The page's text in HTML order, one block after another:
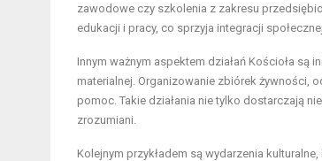
zawodowe czy szkolenia z zakresu
edukacji i pracy, co sprzyja integracji społecznej.
Innym ważnym aspektem działań Kościoła są
materialnej. Organizowanie zbiórek żywności,
pomoc. Takie działania nie tylko dostarczają
zrozumiani.
Kolejnym przykładem są wydarzenia